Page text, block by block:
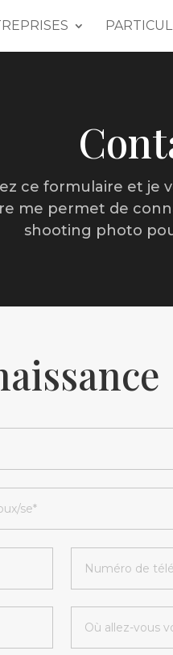
ce formulaire et je
me permet de
shooting photo